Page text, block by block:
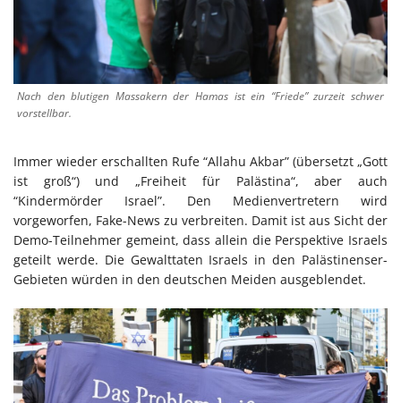
Nach den blutigen Massakern der Hamas ist ein “Friede” zurzeit schwer
vorstellbar.
Immer wieder erschallten Rufe “Allahu Akbar” (übersetzt „Gott
ist groß“) und „Freiheit für Palästina“, aber auch
“Kindermörder Israel”. Den Medienvertretern wird
vorgeworfen, Fake-News zu verbreiten. Damit ist aus Sicht der
Demo-Teilnehmer gemeint, dass allein die Perspektive Israels
geteilt werde. Die Gewalttaten Israels in den Palästinenser-
Gebieten würden in den deutschen Meiden ausgeblendet.